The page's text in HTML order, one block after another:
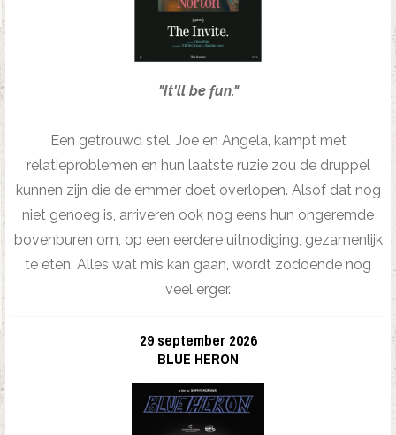
"It'll be fun."
Een getrouwd stel, Joe en Angela, kampt met
relatieproblemen en hun laatste ruzie zou de druppel
kunnen zijn die de emmer doet overlopen. Alsof dat nog
niet genoeg is, arriveren ook nog eens hun ongeremde
bovenburen om, op een eerdere uitnodiging, gezamenlijk
te eten. Alles wat mis kan gaan, wordt zodoende nog
veel erger.
29 september 2026
BLUE HERON